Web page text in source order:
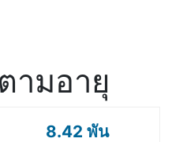
ามอายุ
8.42 พัน